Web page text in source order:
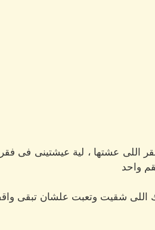
عشتها ، لية عيشتينى فى
واحد
شقيت وتعبت علشان تبقى